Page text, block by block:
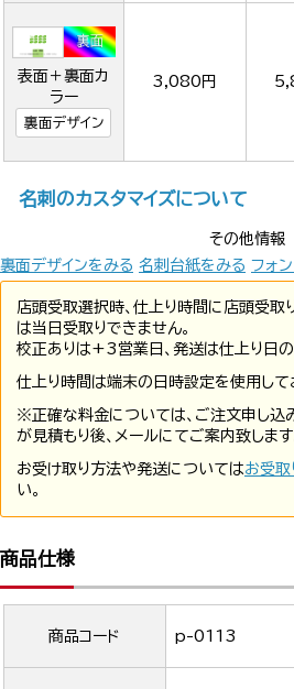
表面＋裏面カ
ラー
裏面デザイン
3,080円
名刺のカスタマイズについて
その他情報
裏面デザインをみる 名刺台紙をみる フォ
店頭受取選択時、仕上り時間に店頭受
は当日受取りできません。
校正ありは+3営業日、発送は仕上り日の
仕上り時間は端末の日時設定を使用して
※正確な料金については、ご注文申し込
が見積もり後、メールにてご案内致します
お受け取り方法や発送についてはお受取
い。
商品仕様
商品コード p-0113